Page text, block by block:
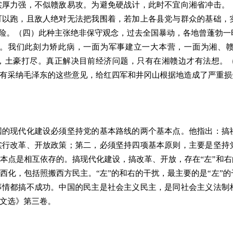
力强，不似赣敌易攻。为避免硬战计，此时不宜向湘省冲击。
跑，且敌人绝对无法把我围着，若加上各县党与群众的基础
。（四）此种主张绝非保守观念，过去全国暴动，各地曾蓬勃一
我们此刻力矫此病，一面为军事建立一大本营，一面为湘、
土豪打尽。真正解决目前经济问题，只有在湘赣边才有法想。
纳毛泽东的这些意见，给红四军和井冈山根据地造成了严重损
代化建设必须坚持党的基本路线的两个基本点。他指出：搞
改革、开放政策；第二，必须坚持四项基本原则，主要是坚持
点是相互依存的。搞现代化建设，搞改革、开放，存在“左”和
化，包括照搬西方民主。“左”的和右的干扰，最主要的是“左”
都搞不成功。中国的民主是社会主义民主，是同社会主义法制
选》第三卷。